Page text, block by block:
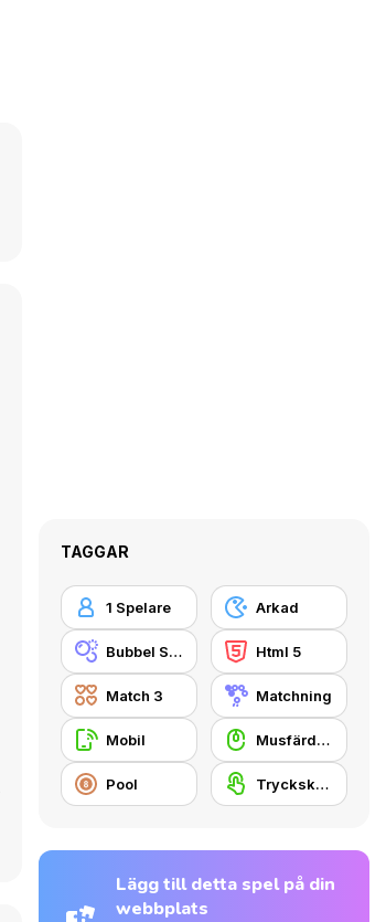
TAGGAR
1 Spelare Arkad
Bubbel Skjutare Html 5
Match 3 Matchning
Mobil Musfärdighet
Pool Tryckskärm
Lägg till detta spel på din
webbplats